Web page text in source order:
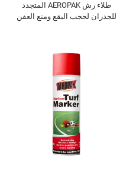
طلاء رش AEROPAK المتجدد
للجدران لحجب البقع ومنع العفن